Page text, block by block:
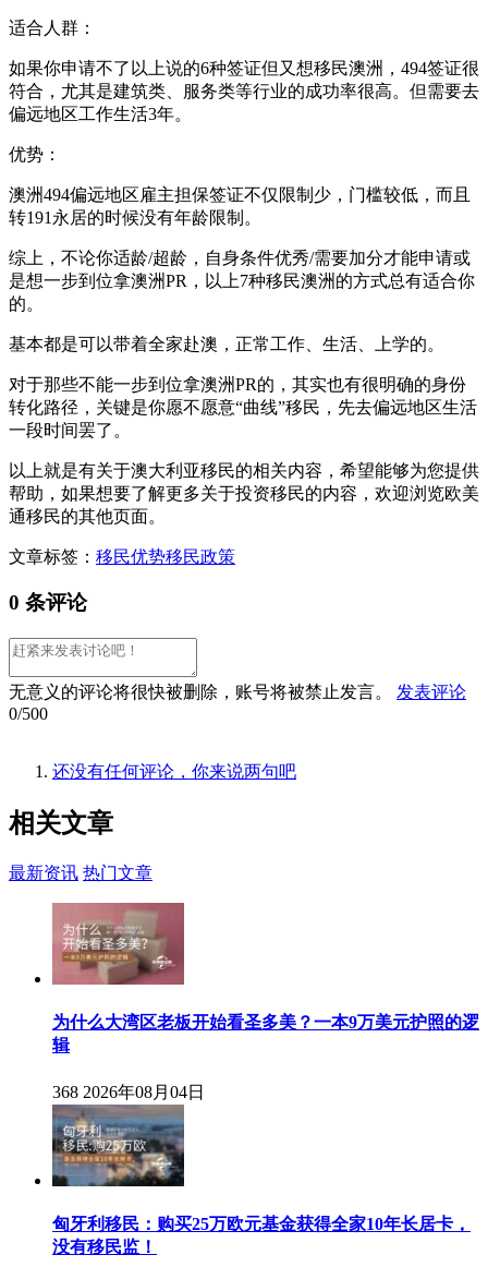
适合人群：
如果你申请不了以上说的6种签证但又想移民澳洲，494签证很
符合，尤其是建筑类、服务类等行业的成功率很高。但需要去
偏远地区工作生活3年。
优势：
澳洲494偏远地区雇主担保签证不仅限制少，门槛较低，而且
转191永居的时候没有年龄限制。
综上，不论你适龄/超龄，自身条件优秀/需要加分才能申请或
是想一步到位拿澳洲PR，以上7种移民澳洲的方式总有适合你
的。
基本都是可以带着全家赴澳，正常工作、生活、上学的。
对于那些不能一步到位拿澳洲PR的，其实也有很明确的身份
转化路径，关键是你愿不愿意“曲线”移民，先去偏远地区生活
一段时间罢了。
以上就是有关于澳大利亚移民的相关内容，希望能够为您提供
帮助，如果想要了解更多关于投资移民的内容，欢迎浏览欧美
通移民的其他页面。
文章标签： 移民优势移民政策
0 条评论
无意义的评论将很快被删除，账号将被禁止发言。
发表评论
0/500
还没有任何评论，你来说两句吧
相关文章
最新资讯 热门文章
为什么大湾区老板开始看圣多美？一本9万美元护照的逻
辑
368 2026年08月04日
匈牙利移民：购买25万欧元基金获得全家10年长居卡，
没有移民监！